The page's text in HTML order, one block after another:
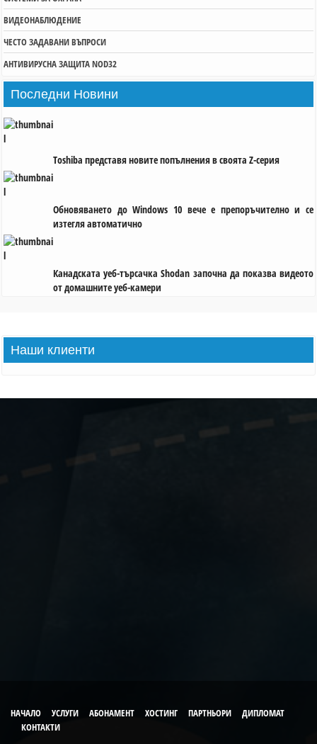
ВИДЕОНАБЛЮДЕНИЕ
ЧЕСТО ЗАДАВАНИ ВЪПРОСИ
АНТИВИРУСНА ЗАЩИТА NOD32
Последни Новини
Toshiba представя новите попълнения в своята Z-серия
Обновяването до Windows 10 вече е препоръчително и се
изтегля автоматично
Канадската уеб-търсачка Shodan започна да показва видеото
от домашните уеб-камери
Наши клиенти
НАЧАЛО УСЛУГИ АБОНАМЕНТ ХОСТИНГ ПАРТНЬОРИ
ДИПЛОМАТ
КОНТАКТИ